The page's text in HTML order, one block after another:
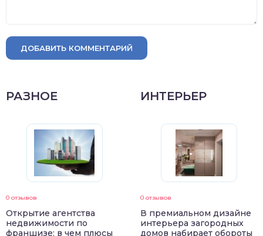
ДОБАВИТЬ КОММЕНТАРИЙ
РАЗНОЕ
0 отзывов
Открытие агентства
недвижимости по
франшизе: в чем плюсы
ИНТЕРЬЕР
0 отзывов
В премиальном дизайне
интерьера загородных
домов набирает обороты